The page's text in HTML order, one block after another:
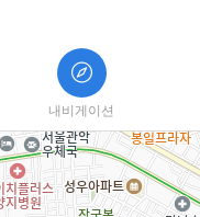
내비게이션